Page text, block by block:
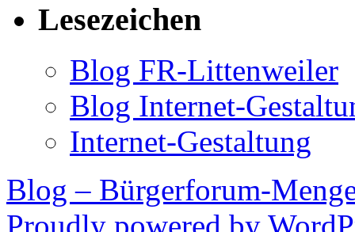
Lesezeichen
Blog FR-Littenweiler
Blog Internet-
Internet-Gestaltung
Blog – Bürgerforum-